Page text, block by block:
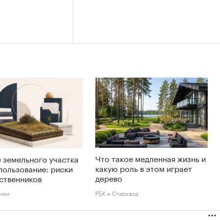
участка
риски
Что такое медленная жизнь и
какую роль в этом играет
дерево
РБК и Старквуд